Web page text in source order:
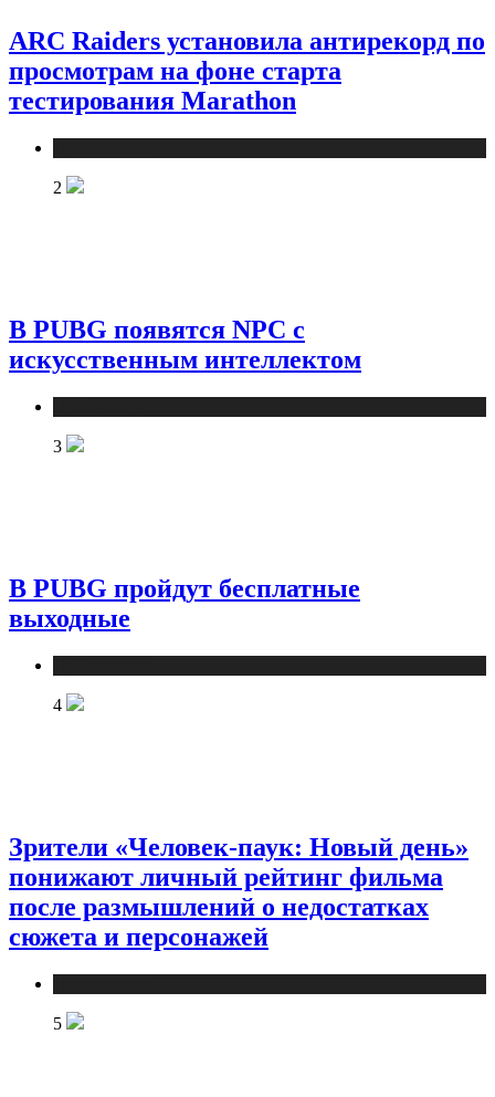
ARC Raiders установила антирекорд по
просмотрам на фоне старта
тестирования Marathon
2
В PUBG появятся NPC с
искусственным интеллектом
3
В PUBG пройдут бесплатные
выходные
4
Зрители «Человек-паук: Новый день»
понижают личный рейтинг фильма
после размышлений о недостатках
сюжета и персонажей
5